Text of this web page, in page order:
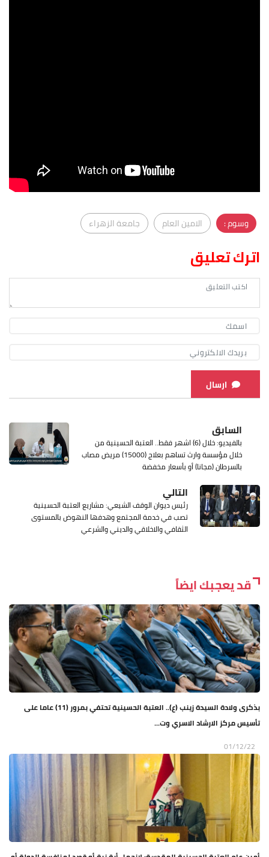
وسوم : الامين العام جامعة الزهراء
اترك تعليق
ارسال
السابق
بالفيديو: خلال (6) اشهر فقط.. العتبة الحسينية من
خلال مؤسسة وارث تساهم بعلاج (15000) مريض مصاب
بالسرطان (مجانا) أو بأسعار مخفضة
التالي
رئيس ديوان الوقف الشيعي: مشاريع العتبة الحسينية
تصب في خدمة المجتمع وهدفها النهوض بالمستوى
الثقافي والاخلاقي والديني والشرعي
قد يعجبك ايضاً
بذكرى ولادة السيدة زينب (ع).. العتبة الحسينية تحتفي بمرور (11) عاما على
تأسيس مركز الارشاد الاسري وت...
01/12/22